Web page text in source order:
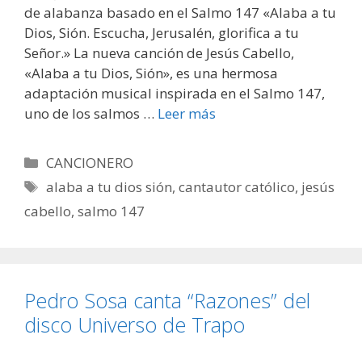
de alabanza basado en el Salmo 147 «Alaba a tu
Dios, Sión. Escucha, Jerusalén, glorifica a tu
Señor.» La nueva canción de Jesús Cabello,
«Alaba a tu Dios, Sión», es una hermosa
adaptación musical inspirada en el Salmo 147,
uno de los salmos … Leer más
Categorías
CANCIONERO
Etiquetas
alaba a tu dios sión,cantautor católico, jesús
cabello, salmo 147
Pedro Sosa canta “Razones” del
disco Universo de Trapo